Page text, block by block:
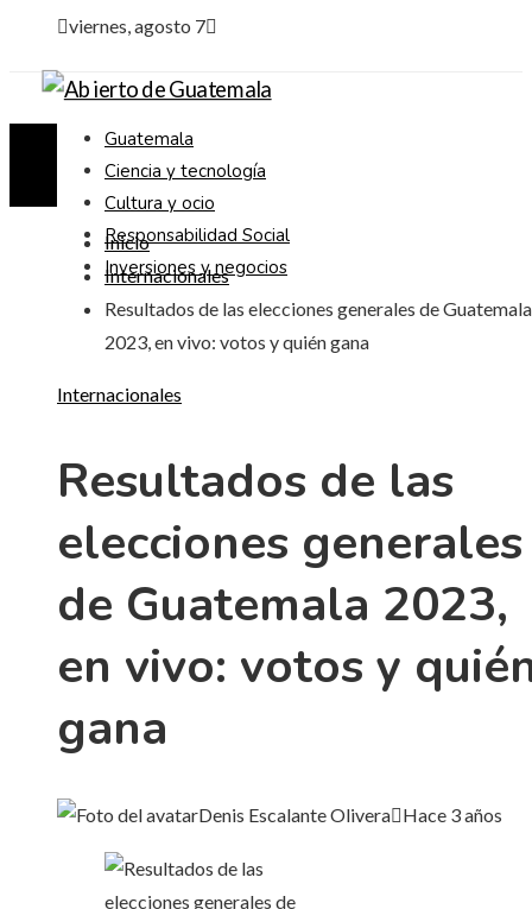
viernes, agosto 7
Guatemala
Ciencia y tecnología
Cultura y ocio
Responsabilidad Social
Inversiones y negocios
Inicio
Internacionales
Resultados de las elecciones generales de Guatemala
2023, en vivo: votos y quién gana
Internacionales
Resultados de las
elecciones generales
de Guatemala 2023,
en vivo: votos y
gana
Denis Escalante Olivera Hace 3 años